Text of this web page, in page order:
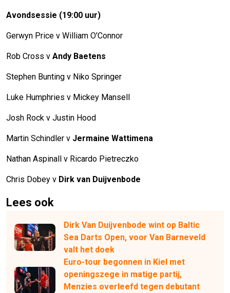
Avondsessie (19:00 uur)
Gerwyn Price v William O'Connor
Rob Cross v Andy Baetens
Stephen Bunting v Niko Springer
Luke Humphries v Mickey Mansell
Josh Rock v Justin Hood
Martin Schindler v Jermaine Wattimena
Nathan Aspinall v Ricardo Pietreczko
Chris Dobey v Dirk van Duijvenbode
Lees ook
Dirk Van Duijvenbode wint op Baltic
Sea Darts Open, voor Van Barneveld
valt het doek
Euro-tour begonnen in Kiel met
openingszege in matige partij,
Menzies overleefd tegen debutant